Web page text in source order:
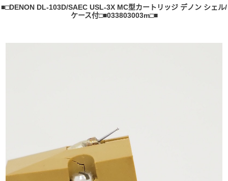
■□DENON DL-103D/SAEC USL-3X MC型カートリッジ デノン シェル/
ケース付□■033803003m□■